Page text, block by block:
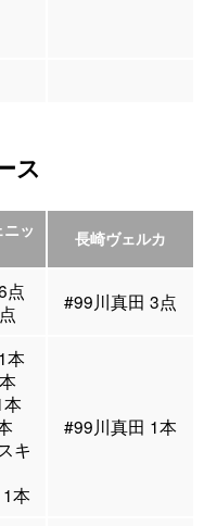
ス
ッ
長崎ヴェルカ
点
#99川真田 3点
本
キ
本
#99川真田 1本